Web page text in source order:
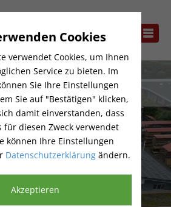
Cookies
verwendet Cookies, um Ihnen
Service zu bieten. Im
Sie Ihre Einstellungen
Sie auf "Bestätigen" klicken,
damit einverstanden, dass
für diesen Zweck verwendet
können Ihre Einstellungen
Datenschutzerklärungändern.
Akzeptieren